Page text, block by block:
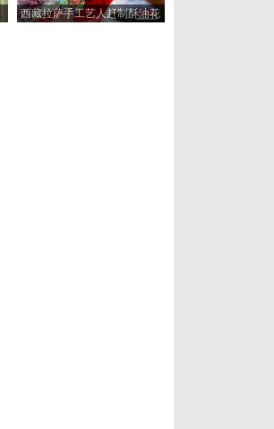
西藏拉萨手工艺人赶制酥油花